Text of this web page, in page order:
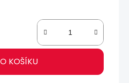
KOŠÍKU